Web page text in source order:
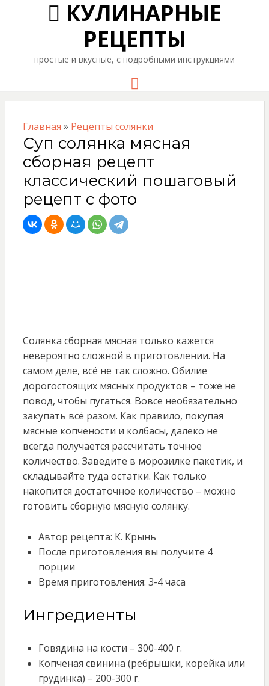
КУЛИНАРНЫЕ
РЕЦЕПТЫ
простые и вкусные, с подробными инструкциями
Главная » Рецепты солянки
Суп солянка мясная
сборная рецепт
классический пошаговый
рецепт с фото
Солянка сборная мясная только кажется
невероятно сложной в приготовлении. На
самом деле, всё не так сложно. Обилие
дорогостоящих мясных продуктов – тоже не
повод, чтобы пугаться. Вовсе необязательно
закупать всё разом. Как правило, покупая
мясные копчености и колбасы, далеко не
всегда получается рассчитать точное
количество. Заведите в морозилке пакетик, и
складывайте туда остатки. Как только
накопится достаточное количество – можно
готовить сборную мясную солянку.
Автор рецепта: К. Крынь
После приготовления вы получите 4
порции
Время приготовления: 3-4 часа
Ингредиенты
Говядина на кости – 300-400 г.
Копченая свинина (ребрышки, корейка или
грудинка) – 200-300 г.